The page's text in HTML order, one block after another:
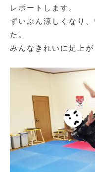
レポートします。
ずいぶん涼しくなり
た。
みんなきれいに足上が